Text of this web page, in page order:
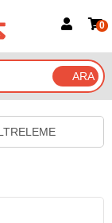
Bağlan
0